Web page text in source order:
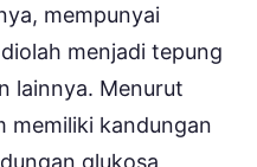
mempunyai
menjadi tepung
lainnya. Menurut
memiliki kandungan
glukosa